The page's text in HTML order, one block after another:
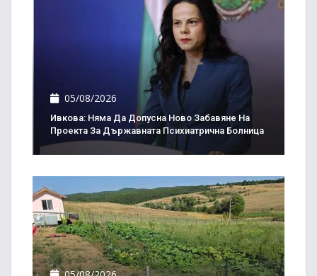
05/08/2026
Ивкова: Няма Да Допусна Ново Забавяне На
Проекта За Държавната Психиатрична Болница